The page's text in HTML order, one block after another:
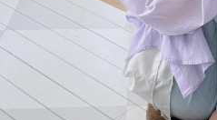
MADE
세트할인 ~30%
하객룩